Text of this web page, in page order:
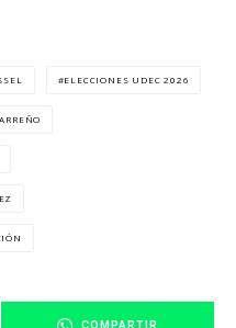
ELECCIONES UDEC 2026
COMPARTIR